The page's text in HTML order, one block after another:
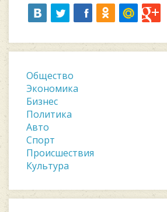
Общество
Экономика
Бизнес
Политика
Авто
Спорт
Происшествия
Культура